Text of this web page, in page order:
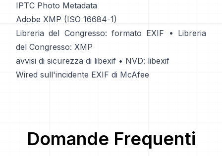
IPTC Photo Metadata
Adobe XMP (ISO 16684-1)
Libreria del Congresso: formato EXIF
• Libreria
del Congresso: XMP
avvisi di sicurezza di libexif • NVD: libexif
Wired sull'incidente EXIF di McAfee
Domande Frequenti